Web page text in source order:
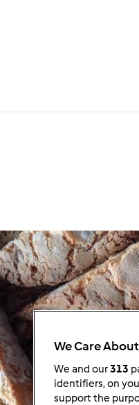
We Care
We and our313
identifiers, on
support the